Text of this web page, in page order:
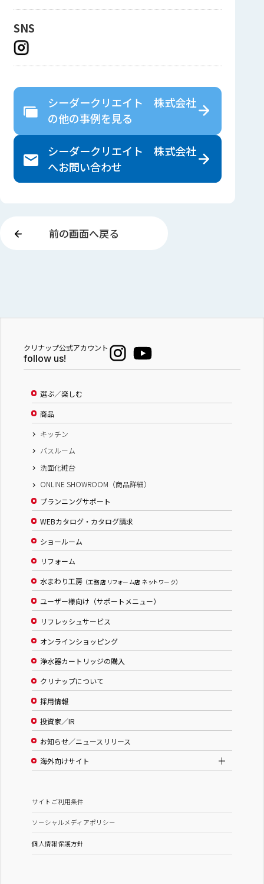
SNS
シーダークリエイト 株式会社
の他の事例を見る
シーダークリエイト 株式会社
へお問い合わせ
前の画面へ戻る
クリナップ公式アカウント
follow us!
選ぶ／楽しむ
商品
キッチン
バスルーム
洗面化粧台
ONLINE SHOWROOM（商品詳細）
プランニングサポート
WEBカタログ・カタログ請求
ショールーム
リフォーム
水まわり工房 （工務店 リフォーム店 ネットワーク）
ユーザー様向け（サポートメニュー）
リフレッシュサービス
オンラインショッピング
浄水器カートリッジの購入
クリナップについて
採用情報
投資家／IR
お知らせ／ニュースリリース
海外向けサイト
サイトご利用条件
ソーシャルメディアポリシー
個人情報保護方針